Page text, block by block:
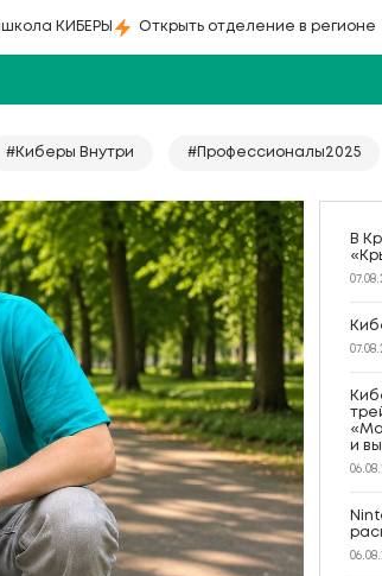
КИБЕРЫ Открыть отделение в регионе
#Киберы Внутри #Профессионалы2025
В
и